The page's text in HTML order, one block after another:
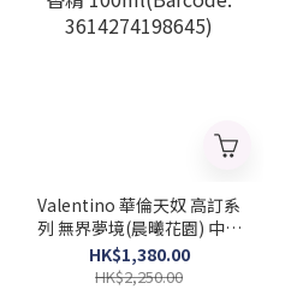
Valentino 華倫天奴 高訂系
列 無界夢境(晨曦花園) 中性
香精 100ml(Barcode:
3614274198645)
HK$1,380.00
HK$2,250.00